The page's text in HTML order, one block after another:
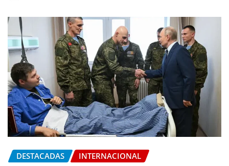
DESTACADAS INTERNACIONAL